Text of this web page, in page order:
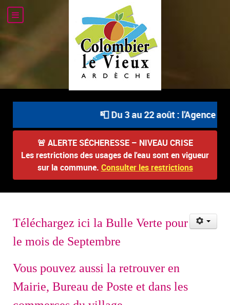
📮 Du 3 au 22 août : l'Agence
🚨 ALERTE SÉCHERESSE – NIVEAU CRISE
Les restrictions des usages de l'eau sont en vigueur
sur la commune. Consulter les restrictions
Téléchargez ici la Bulle Verte pour
le mois de Septembre
Vous pouvez aussi la retrouver en
Mairie, Bureau de Poste et dans les